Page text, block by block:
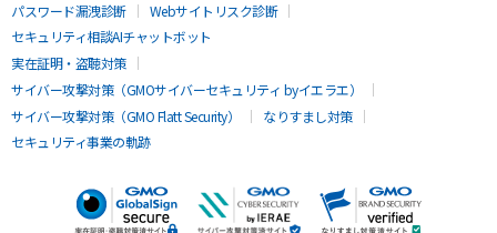
パスワード漏洩診断
Webサイトリスク診断
セキュリティ相談AIチャットボット
実在証明・盗聴対策
サイバー攻撃対策（GMOサイバーセキュリティ byイエラエ）
サイバー攻撃対策（GMO Flatt Security）
なりすまし対策
セキュリティ事業の軌跡